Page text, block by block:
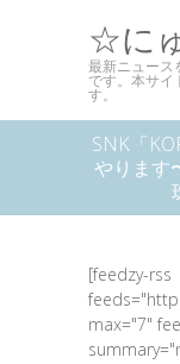
☆に
最新ニュース
です。本サイ
す。
SNK「
やります
[feedzy-rss
max="7"